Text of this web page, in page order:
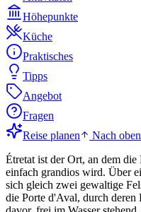
Höhepunkte
Küche
Praktisches
Tipps
Angebot
Fragen
Reise planen
Nach oben
Étretat ist der Ort, an dem
einfach grandios wird. Über
sich gleich zwei gewaltige
die Porte d'Aval, durch deren